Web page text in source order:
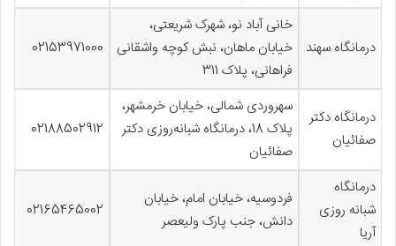
درمانگاه سهند
خانی آباد نو، شهرک شریعتی،
خیابان ماهان، نبش کوچه واشقانی
فراهانی، پلاک 311
02153971000
درمانگاه دکتر
صفائیان
سهروردی شمالی، خیابان خرمشهر،
پلاک 18، درمانگاه شبانه‌روزی دکتر
صفائیان
02188502912
درمانگاه
شبانه روزی
آریا
فردوسیه، خیابان امام، خیابان
دانش، جنب پارک ولیعصر
02165465002